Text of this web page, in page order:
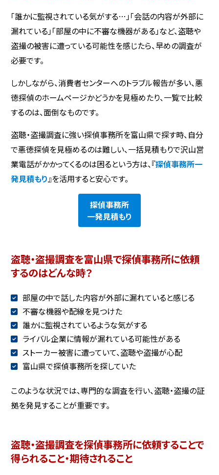
「誰かに監視されている気がする…」「会話の内容が外部に
漏れている」「部屋の中に不審な機器がある」など、盗聴や
盗撮の被害に遭っている可能性を感じたら、早めの調査が
必要です。
しかしながら、消費者センターへのトラブル報告が多い、悪
徳探偵のホームページかどうかを見極めたり、一覧で比較
するのは、面倒なものです。
盗聴・盗撮調査に強い探偵事務所を富山県で探す時、自分
で悪徳探偵を見極めるのは難しい、一括見積もりで沢山営
業電話がかかってくるのは困るという方は、『探偵事務所一
発見積もり 』を活用すると安心です。
探偵事務所
一発見積もり
盗聴・盗撮調査を富山県で探偵事務所に依頼
するのはどんな時？
部屋の中で話した内容が外部に漏れていると感じる
不審な機器や配線を見つけた
誰かに監視されているような気がする
ライバル企業に情報が漏れている可能性がある
ストーカー被害に遭っていて、盗聴や盗撮が心配
富山県で探偵事務所を探していた
このような状況では、専門的な調査を行い、盗聴・盗撮の証
拠を発見することが重要です。
盗聴・盗撮調査を探偵事務所に依頼することで
得られること・期待されること